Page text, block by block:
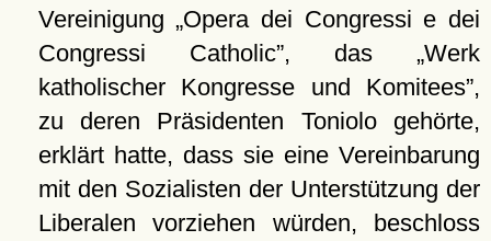
Vereinigung Opera dei Congressi e dei
Congressi Catholic , das
Werk
katholischer Kongresse und Komitees ,
zu deren Präsidenten Toniolo gehörte,
erklärt hatte, dass sie eine Vereinbarung
mit den Sozialisten der Unterstützung der
Liberalen vorziehen würden, beschloss